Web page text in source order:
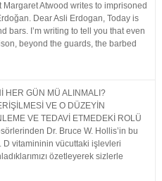
Atwood writes to imprisoned
Dear Asli Erdogan, Today is
bars. I’m writing to tell you that even
beyond the guards, the barbed
HER GÜN MÜ ALINMALI?
VE O DÜZEYİN
VE TEDAVİ ETMEDEKİ ROLÜ
Dr. Bruce W. Hollis’in bu
vitamininin vücuttaki işlevleri
özetleyerek sizlerle